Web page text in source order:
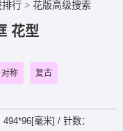
排行 > 花版高级搜索
花型
对称 复古
毫米] / 针数：